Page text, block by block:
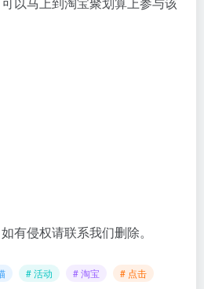
有侵权请联系我们删除。
# 活动 # 淘宝 # 点击